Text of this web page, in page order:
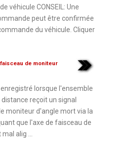
véhicule CONSEIL: Une
peut être confirmée
du véhicule. Cliquer
de moniteur
enregistré lorsque l'ensemble
reçoit un signal
moniteur d'angle mort via la
que l'axe de faisceau de
alig ...